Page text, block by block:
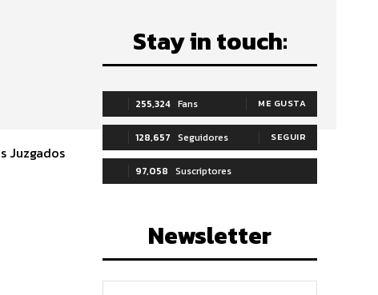
Juzgados
Stay in touch:
255,324 Fans ME GUSTA
128,657 Seguidores SEGUIR
97,058 Suscriptores
Newsletter